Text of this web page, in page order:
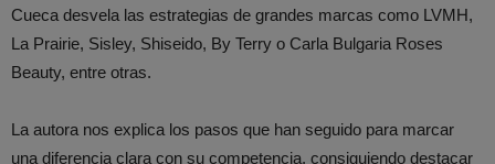
Cueca desvela las estrategias de grandes marcas como LVMH,
La Prairie, Sisley, Shiseido, By Terry o Carla Bulgaria Roses
Beauty, entre otras.
La autora nos explica los pasos que han seguido para marcar
una diferencia clara con su competencia, consiguiendo destacar